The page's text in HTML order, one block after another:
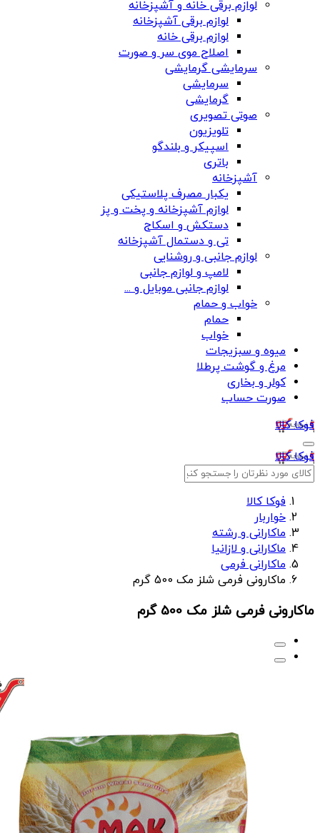
لوازم برقی خانه و آشپزخانه
لوازم برقی آشپزخانه
لوازم برقی خانه
اصلاح موی سر و صورت
سرمایشی گرمایشی
سرمایشی
گرمایشی
صوتی تصویری
تلویزیون
اسپیکر و بلندگو
باتری
آشپزخانه
یکبار مصرف پلاستیکی
لوازم آشپزخانه و پخت و پز
دستکش و اسکاج
تی و دستمال آشپزخانه
لوازم جانبی و روشنایی
لامپ و لوازم جانبی
لوازم جانبی موبایل و ...
خواب و حمام
حمام
خواب
میوه و سبزیجات
مرغ و گوشت پرطلا
کولر و بخاری
صورت حساب
فوکا کالا
فوکا کالا
فوکا کالا
خواربار
ماکارانی و رشته
ماکارانی و لازانیا
ماکارانی فرمی
ماکارونی فرمی شلز مک 500 گرم
ماکارونی فرمی شلز مک 500 گرم